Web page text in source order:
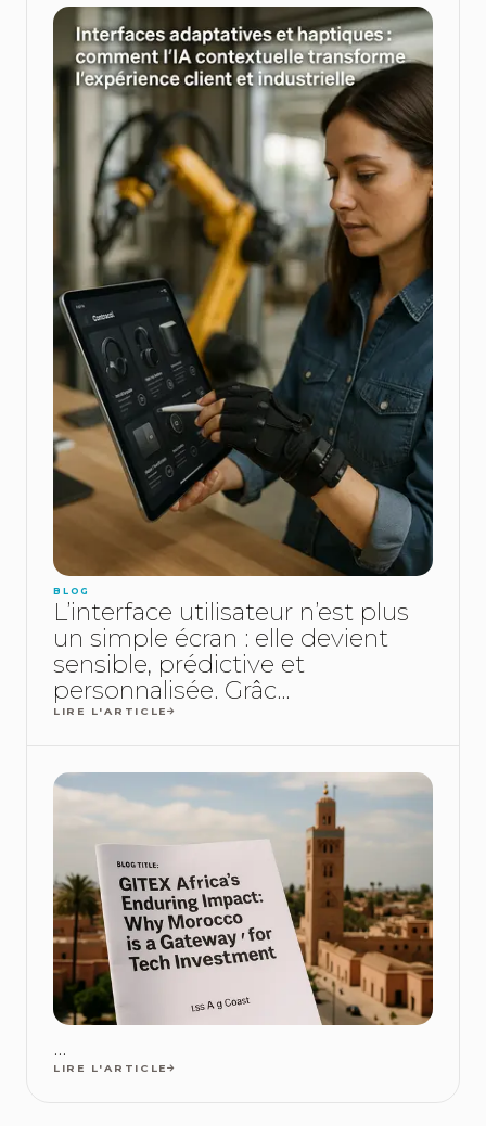
BLOG
L’interface utilisateur n’est plus
un simple écran : elle devient
sensible, prédictive et
personnalisée. Grâc...
LIRE L'ARTICLE
...
LIRE L'ARTICLE